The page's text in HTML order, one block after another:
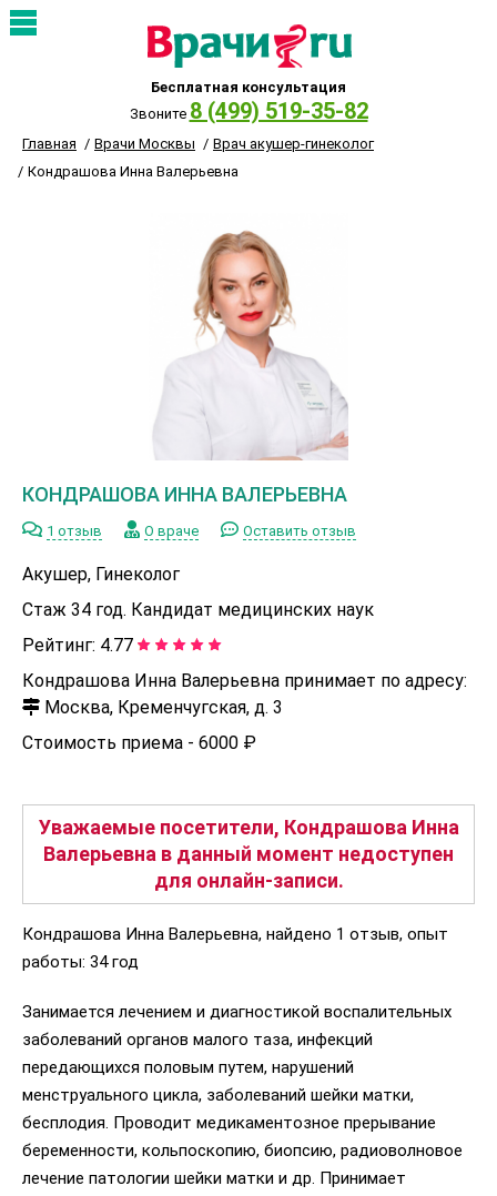
Бесплатная консультация
Звоните 8 (499) 519-35-82
Главная Врачи Москвы
Врач акушер-гинеколог
Кондрашова Инна Валерьевна
КОНДРАШОВА ИННА ВАЛЕРЬЕВНА
1 отзыв О враче Оставить отзыв
Акушер, Гинеколог
Стаж 34 год. Кандидат медицинских наук
Рейтинг: 4.77
Кондрашова Инна Валерьевна принимает по адресу:
Москва, Кременчугская, д. 3
Стоимость приема - 6000 ₽
Уважаемые посетители, Кондрашова Инна
Валерьевна в данный момент недоступен
для онлайн-записи.
Кондрашова Инна Валерьевна, найдено 1 отзыв, опыт
работы: 34 год
Занимается лечением и диагностикой воспалительных
заболеваний органов малого таза, инфекций
передающихся половым путем, нарушений
менструального цикла, заболеваний шейки матки,
бесплодия. Проводит медикаментозное прерывание
беременности, кольпоскопию, биопсию, радиоволновое
лечение патологии шейки матки и др. Принимает